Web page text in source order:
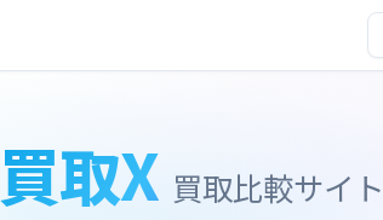
買取X 買取比較サイト